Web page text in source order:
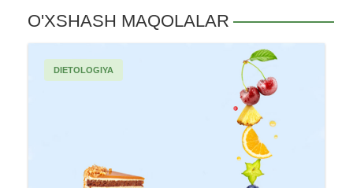
O'XSHASH MAQOLALAR
DIETOLOGIYA